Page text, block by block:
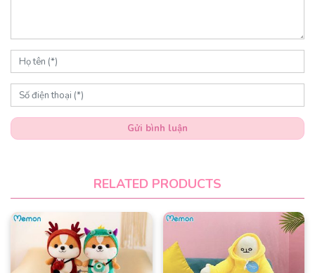
Gửi bình luận
RELATED PRODUCTS